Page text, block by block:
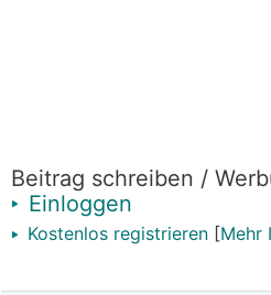
Beitrag schreiben /
Einloggen
Kostenlos registrieren [Mehr